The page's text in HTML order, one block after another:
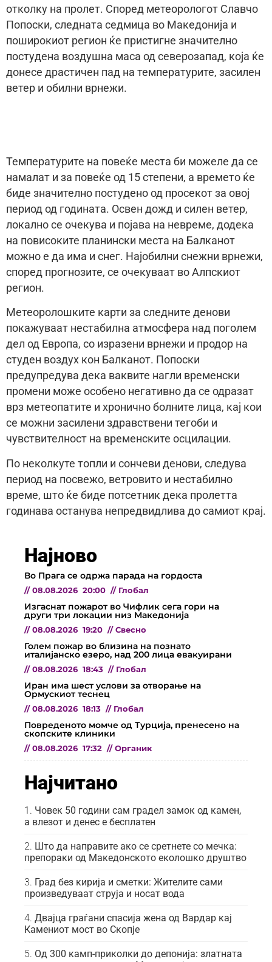
отколку на пролет. Според метеорологот Славчо
Попоски, следната седмица во Македонија и
поширокиот регион ќе пристигне значително
постудена воздушна маса од северозапад, која ќе
донесе драстичен пад на температурите, засилен
ветер и обилни врнежи.
Температурите на повеќе места би можеле да се
намалат и за повеќе од 15 степени, а времето ќе
биде значително постудено од просекот за овој
период од годината. Освен дожд и силен ветер,
локално се очекува и појава на невреме, додека
на повисоките планински места на Балканот
можно е да има и снег. Најобилни снежни врнежи,
според прогнозите, се очекуваат во Алпскиот
регион.
Метеоролошките карти за следните денови
покажуваат нестабилна атмосфера над поголем
дел од Европа, со изразени врнежи и продор на
студен воздух кон Балканот. Попоски
предупредува дека ваквите нагли временски
промени може особено негативно да се одразат
врз метеопатите и хронично болните лица, кај кои
се можни засилени здравствени тегоби и
чувствителност на временските осцилации.
По неколкуте топли и сончеви денови, следува
период на посвежо, ветровито и нестабилно
време, што ќе биде потсетник дека пролетта
годинава останува непредвидлива до самиот крај.
Најново
Во Прага се одржа парада на гордоста
// 08.08.2026 20:00 // Глобал
Изгаснат пожарот во Чифлик сега гори на
други три локации низ Македонија
// 08.08.2026 19:20 // Свесно
Голем пожар во близина на познато
италијанско езеро, над 200 лица евакуирани
// 08.08.2026 18:43 // Глобал
Иран има шест услови за отворање на
Ормускиот теснец
// 08.08.2026 18:13 // Глобал
Повреденото момче од Турција, пренесено на
скопските клиники
// 08.08.2026 17:32 // Органик
Најчитано
Човек 50 години сам градел замок од камен,
а влезот и денес е бесплатен
Што да направите ако се сретнете со мечка:
препораки од Македонското еколошко друштво
Град без кирија и сметки: Жителите сами
произведуваат струја и носат вода
Двајца граѓани спасија жена од Вардар кај
Камениот мост во Скопје
Од 300 камп-приколки до депонија: златната